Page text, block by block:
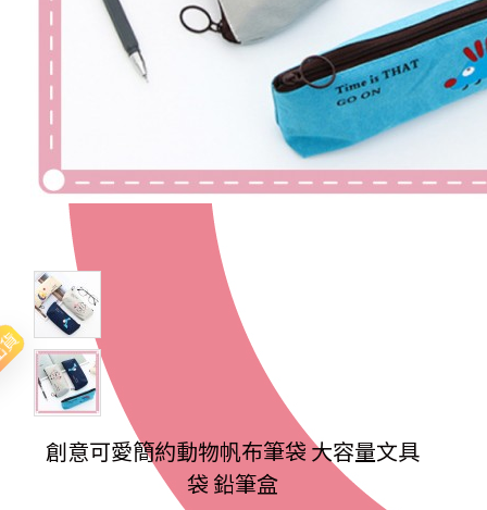
創意可愛簡約動物帆布筆袋 大容量文具
袋 鉛筆盒